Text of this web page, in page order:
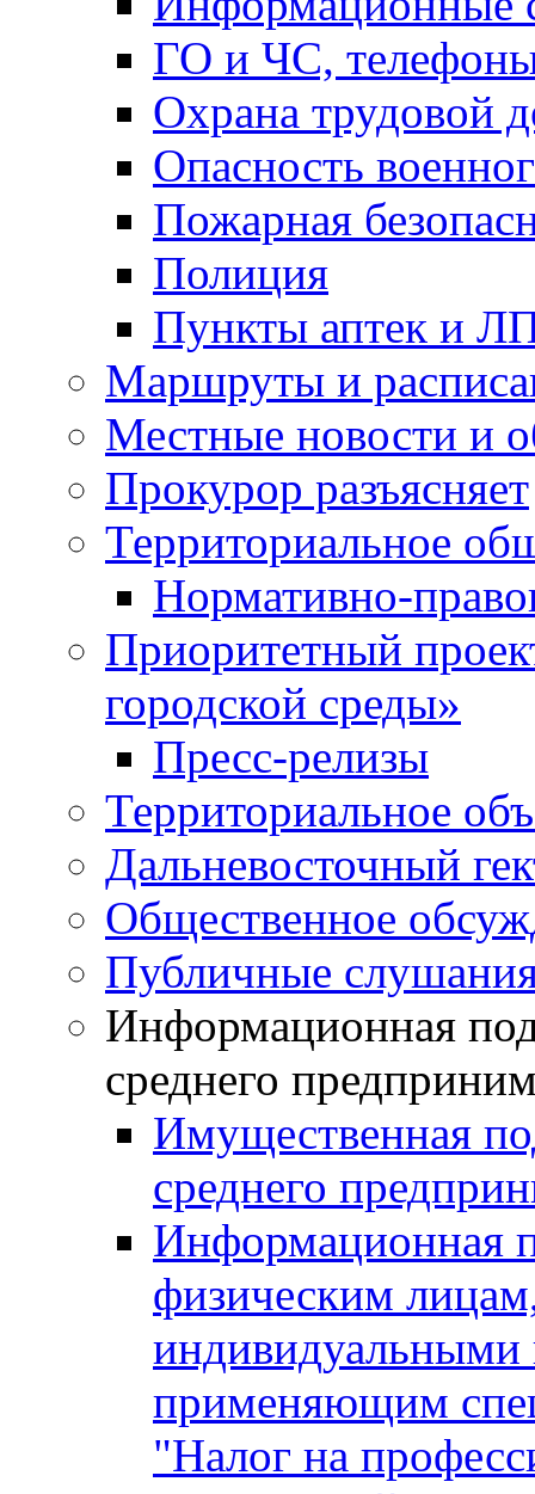
ГО и ЧС,
Охрана трудовой
Опасность
Пожарная
Полиция
Пункты аптек и
Маршруты и
Местные новости и
Прокурор разъясняет
Территориальное
Нормативно-
Приоритетный
городской среды»
Пресс-релизы
Территориальное
Дальневосточный
Общественное
Публичные
Информационная
среднего
Имущественная
среднего
Информационная
физическим
индивидуальными
применяющим
"Налог на